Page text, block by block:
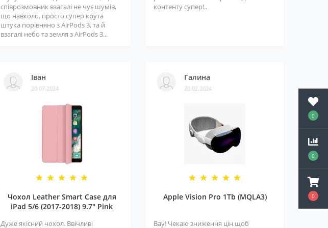
0
0
0
співрозмовник взагалі не чує шумів,
що навколо, просто супер крута
штука порівняно з AirPods 3, та й
взагалі небо та земля з AirPods 3...
контенту супер!..
Іван
20.07.2024
Чохол Leather Smart Case для
iPad 5/6 (2017-2018) 9.7" Pink
Дуже якісний чохол. Ввічливі
Галина
20.02.2024
Apple Vision Pro 1Tb (MQLA3)
Вау! Чекаю зниження цін щоб